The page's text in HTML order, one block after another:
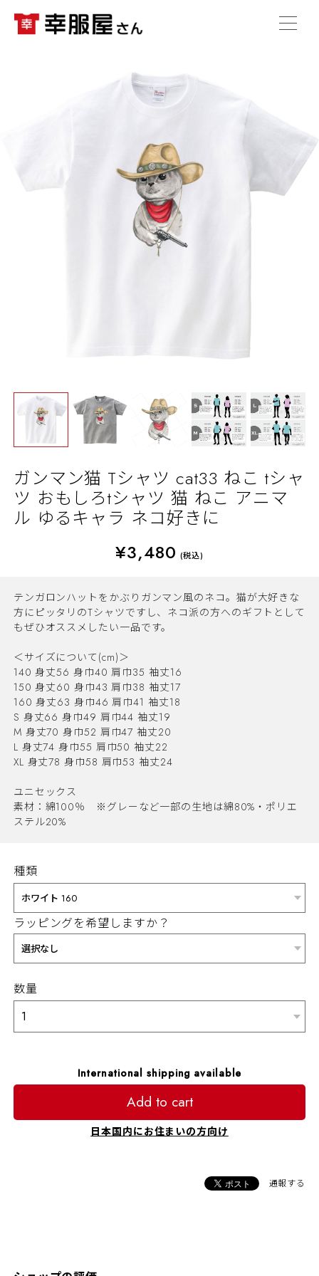
ガンマン猫 Tシャツ cat33 ねこ tシャ
ツ おもしろtシャツ 猫 ねこ アニマ
ル ゆるキャラ ネコ好きに
¥3,480 (税込)
テンガロンハットをかぶりガンマン風のネコ。猫が大好きな
方にピッタリのTシャツですし、ネコ派の方へのギフトとして
もぜひオススメしたい一品です。
＜サイズについて(cm)＞
140 身丈56 身巾40 肩巾35 袖丈16
150 身丈60 身巾43 肩巾38 袖丈17
160 身丈63 身巾46 肩巾41 袖丈18
S 身丈66 身巾49 肩巾44 袖丈19
M 身丈70 身巾52 肩巾47 袖丈20
L 身丈74 身巾55 肩巾50 袖丈22
XL 身丈78 身巾58 肩巾53 袖丈24
ユニセックス
素材：綿100％ ※グレーなど一部の生地は綿80%・ポリエ
ステル20%
種類
ラッピングを希望しますか？
数量
International shipping available
Add to cart
日本国内にお住まいの方向け
通報する